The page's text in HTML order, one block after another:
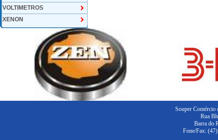
VOLTIMETROS
XENON
Souper Comércio
Rua
Barra do
Fone/Fax: